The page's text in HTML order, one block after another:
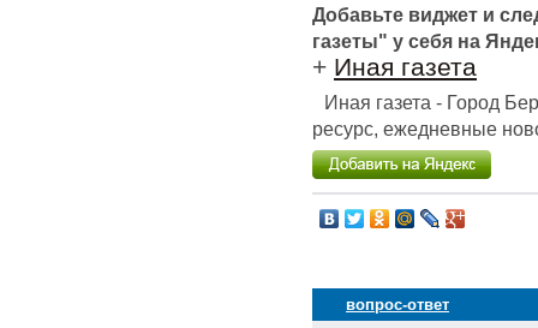
Добавьте виджет и
газеты" у себя на
+ Иная газета
Иная газета - Город
ресурс, ежедневные
вопрос-ответ